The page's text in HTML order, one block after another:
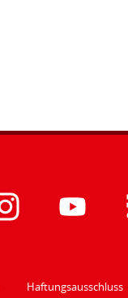
Haftungsausschluss